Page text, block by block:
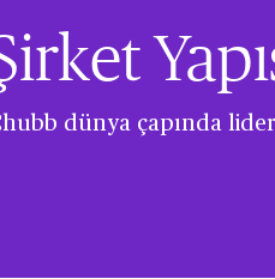
dünya çapında